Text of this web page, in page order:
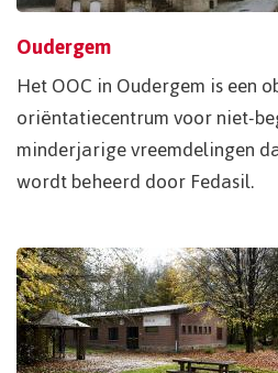
Oudergem
Het OOC in Oudergem is een
oriëntatiecentrum voor niet-
minderjarige vreemdelingen
wordt beheerd door Fedasil.